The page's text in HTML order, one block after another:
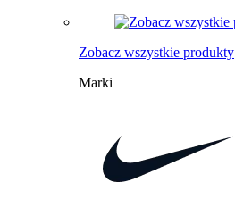
Zobacz wszystkie produkty
Marki